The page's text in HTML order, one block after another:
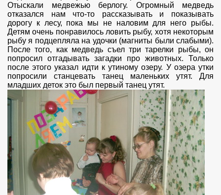
Отыскали медвежью берлогу. Огромный медведь
отказался нам что-то рассказывать и показывать
дорогу к лесу, пока мы не наловим для него рыбы.
Детям очень понравилось ловить рыбу, хотя некоторым
рыбу я подцепляла на удочки (магниты были слабыми).
После того, как медведь съел три тарелки рыбы, он
попросил отгадывать загадки про животных. Только
после этого указал идти к утиному озеру. У озера утки
попросили станцевать танец маленьких утят. Для
младших деток это был первый танец утят.